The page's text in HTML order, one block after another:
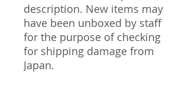
description. New items may
have been unboxed by staff
for the purpose of checking
for shipping damage from
Japan.